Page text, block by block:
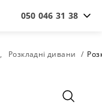
050 046 31 38
Розкладні дивани